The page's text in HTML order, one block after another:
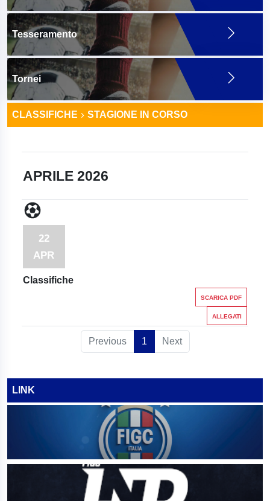
Tesseramento
Tornei
CLASSIFICHE STAGIONE IN CORSO
APRILE 2026
22
APR
Classifiche
SCARICA PDF
ALLEGATI
Previous 1 Next
LINK